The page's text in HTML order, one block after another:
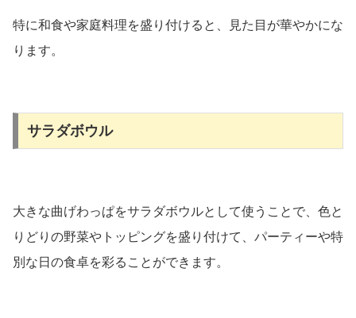
特に和食や家庭料理を盛り付けると、見た目が華やかにな
ります。
サラダボウル
大きな曲げわっぱをサラダボウルとして使うことで、色と
りどりの野菜やトッピングを盛り付けて、パーティーや特
別な日の食卓を彩ることができます。